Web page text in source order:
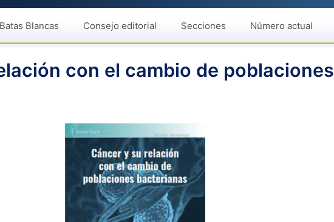
Batas Blancas Consejo editorial Secciones Número actual
con el cambio de poblaciones